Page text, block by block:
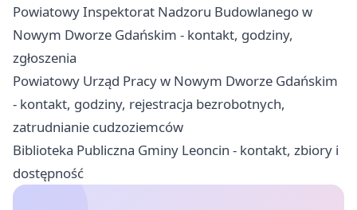
Powiatowy Inspektorat Nadzoru Budowlanego w
Nowym Dworze Gdańskim - kontakt, godziny,
zgłoszenia
Powiatowy Urząd Pracy w Nowym Dworze Gdańskim
- kontakt, godziny, rejestracja bezrobotnych,
zatrudnianie cudzoziemców
Biblioteka Publiczna Gminy Leoncin - kontakt, zbiory i
dostępność